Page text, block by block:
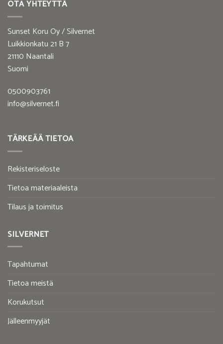
OTA YHTEYTTÄ
Sunset Koru Oy / Silvernet
Luikkionkatu 21 B 7
21110 Naantali
Suomi
0500903761
info@silvernet.fi
TÄRKEÄÄ TIETOA
Rekisteriseloste
Tietoa materiaaleista
Tilaus ja toimitus
SILVERNET
Tapahtumat
Tietoa meistä
Korukutsut
Jälleenmyyjät